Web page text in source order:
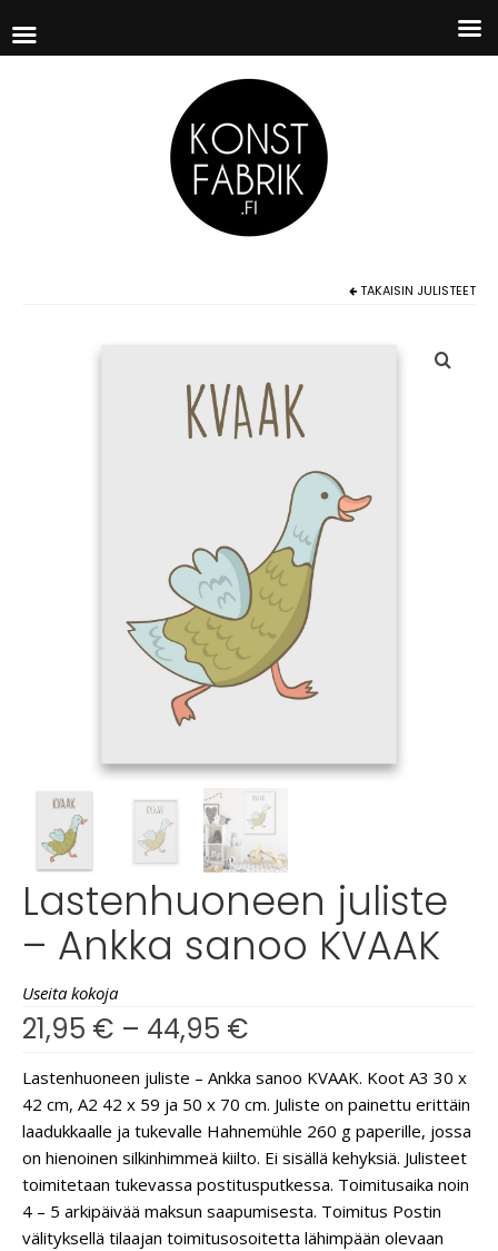
TAKAISIN JULISTEET
Lastenhuoneen juliste
– Ankka sanoo KVAAK
Useita kokoja
21,95 € – 44,95 €
Lastenhuoneen juliste – Ankka sanoo KVAAK. Koot A3 30 x
42 cm, A2 42 x 59 ja 50 x 70 cm. Juliste on painettu erittäin
laadukkaalle ja tukevalle Hahnemühle 260 g paperille, jossa
on hienoinen silkinhimmeä kiilto. Ei sisällä kehyksiä. Julisteet
toimitetaan tukevassa postitusputkessa. Toimitusaika noin
4 – 5 arkipäivää maksun saapumisesta. Toimitus Postin
välityksellä tilaajan toimitusosoitetta lähimpään olevaan